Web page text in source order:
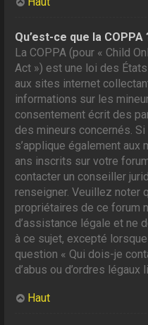
Qu’est-ce que la COPPA
La COPPA (pour « Child
Act ») est une loi des
aux sites internet
informations sur les
consentement écrit des
des mineurs concernés.
s’applique également aux
ans inscrits sur votre
contacter un conseiller
renseigner. Veuillez noter
propriétaires de ce forum
d’assistance légale et ne
à ce sujet, excepté
question « Qui dois-je
d’abus ou d’ordres légaux
Haut